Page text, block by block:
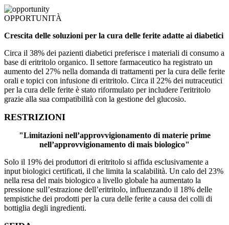
OPPORTUNITÀ
Crescita delle soluzioni per la cura delle ferite adatte ai diabetici
Circa il 38% dei pazienti diabetici preferisce i materiali di consumo a
base di eritritolo organico. Il settore farmaceutico ha registrato un
aumento del 27% nella domanda di trattamenti per la cura delle ferite
orali e topici con infusione di eritritolo. Circa il 22% dei nutraceutici
per la cura delle ferite è stato riformulato per includere l'eritritolo
grazie alla sua compatibilità con la gestione del glucosio.
RESTRIZIONI
"Limitazioni nell’approvvigionamento di materie prime
nell’approvvigionamento di mais biologico"
Solo il 19% dei produttori di eritritolo si affida esclusivamente a
input biologici certificati, il che limita la scalabilità. Un calo del 23%
nella resa del mais biologico a livello globale ha aumentato la
pressione sull’estrazione dell’eritritolo, influenzando il 18% delle
tempistiche dei prodotti per la cura delle ferite a causa dei colli di
bottiglia degli ingredienti.